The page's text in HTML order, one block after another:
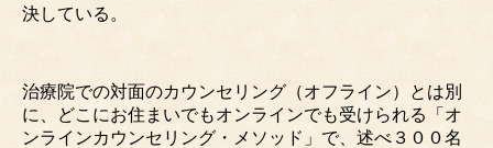
決している。
治療院での対面のカウンセリング（オフライン）とは別
に、どこにお住まいでもオンラインでも受けられる「オ
ンラインカウンセリング・メソッド」で、述べ３００名